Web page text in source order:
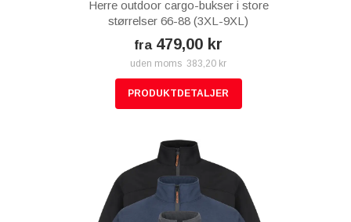
Herre outdoor cargo-bukser i store
størrelser 66-88 (3XL-9XL)
fra 479,00 kr
uden moms 383,20 kr
PRODUKTDETALJER